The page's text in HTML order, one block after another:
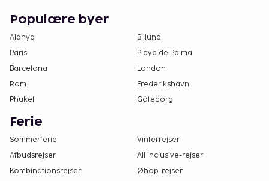
Populære byer
Alanya
Billund
Paris
Playa de Palma
Barcelona
London
Rom
Frederikshavn
Phuket
Göteborg
Ferie
Sommerferie
Vinterrejser
Afbudsrejser
All Inclusive-rejser
Kombinationsrejser
Øhop-rejser